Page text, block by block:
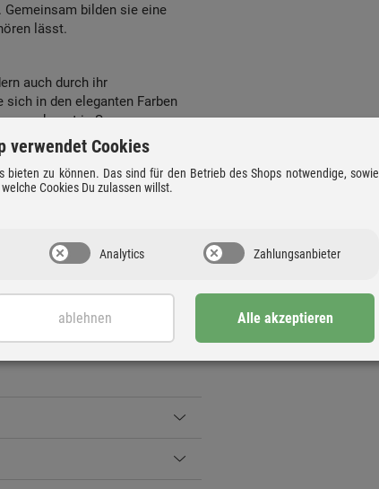
Gemeinsam bilden sie eine
lässt.
auch durch ihr
in den eleganten Farben
gekonnt in Szene,
auf das Klangerlebnis.
Design, fortschrittlichster
Klangwiedergabe, das die
verwendet Cookies
zu können. Das sind für den Betrieb des Shops notwendige, sowie
Cookies Du zulassen willst.
Analytics Zahlungsanbieter
ablehnen Alle akzeptieren